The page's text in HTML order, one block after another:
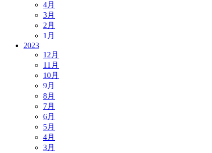
4月
3月
2月
1月
2023
12月
11月
10月
9月
8月
7月
6月
5月
4月
3月